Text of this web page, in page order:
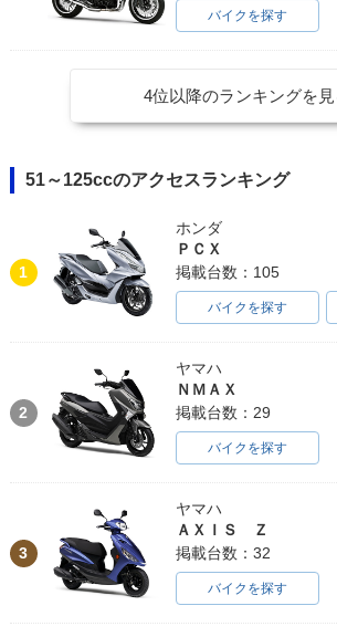
バイクを探す
4位以降のランキングを見
51～125ccのアクセスランキング
1
ホンダ
ＰＣＸ
掲載台数：105
バイクを探す
2
ヤマハ
ＮＭＡＸ
掲載台数：29
バイクを探す
3
ヤマハ
ＡＸＩＳ Ｚ
掲載台数：32
バイクを探す